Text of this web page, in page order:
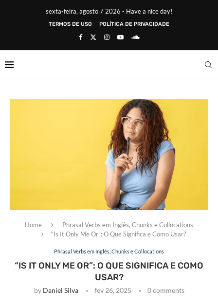
sexta-feira, agosto 7 2026 - Have a nice day!
TERMOS DE USO POLÍTICA DE PRIVACIDADE
Home
Phrasal Verbs em Inglês, Chunks e Collocations
“Is It Only Me Or”: O Que Significa e Como Usar?
Phrasal Verbs em Inglês, Chunks e Collocations
“IS IT ONLY ME OR”: O QUE SIGNIFICA E COMO
USAR?
by Daniel Silva fev 26, 2025 0 comments